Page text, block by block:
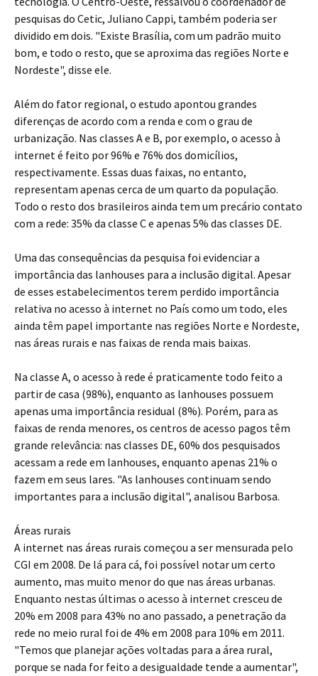
pesquisas do Cetic, Juliano Cappi, também poderia ser
dividido em dois. "Existe Brasília, com um padrão muito
bom, e todo o resto, que se aproxima das regiões Norte e
Nordeste", disse ele.
Além do fator regional, o estudo apontou grandes
diferenças de acordo com a renda e com o grau de
urbanização. Nas classes A e B, por exemplo, o acesso à
internet é feito por 96% e 76% dos domicílios,
respectivamente. Essas duas faixas, no entanto,
representam apenas cerca de um quarto da população.
Todo o resto dos brasileiros ainda tem um precário contato
com a rede: 35% da classe C e apenas 5% das classes DE.
Uma das consequências da pesquisa foi evidenciar a
importância das lanhouses para a inclusão digital. Apesar
de esses estabelecimentos terem perdido importância
relativa no acesso à internet no País como um todo, eles
ainda têm papel importante nas regiões Norte e Nordeste,
nas áreas rurais e nas faixas de renda mais baixas.
Na classe A, o acesso à rede é praticamente todo feito a
partir de casa (98%), enquanto as lanhouses possuem
apenas uma importância residual (8%). Porém, para as
faixas de renda menores, os centros de acesso pagos têm
grande relevância: nas classes DE, 60% dos pesquisados
acessam a rede em lanhouses, enquanto apenas 21% o
fazem em seus lares. "As lanhouses continuam sendo
importantes para a inclusão digital", analisou Barbosa.
Áreas rurais
A internet nas áreas rurais começou a ser mensurada pelo
CGI em 2008. De lá para cá, foi possível notar um certo
aumento, mas muito menor do que nas áreas urbanas.
Enquanto nestas últimas o acesso à internet cresceu de
20% em 2008 para 43% no ano passado, a penetração da
rede no meio rural foi de 4% em 2008 para 10% em 2011.
"Temos que planejar ações voltadas para a área rural,
porque se nada for feito a desigualdade tende a aumentar",